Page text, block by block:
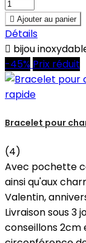
 Ajouter au panier
Détails
 bijou
-45% Prix réduit
rapide
Bracelet pour
(4)
Avec pochette
ainsi qu'aux
Valentin,
Livraison sous 3
conseillons